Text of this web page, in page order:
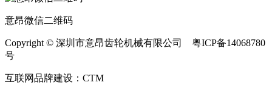
意昂微信二维码
Copyright © 深圳市意昂齿轮机械有限公司 粤ICP备14068780
号
互联网品牌建设：CTM